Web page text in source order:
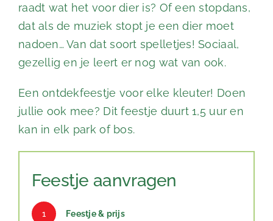
raadt wat het voor dier is? Of een stopdans,
dat als de muziek stopt je een dier moet
nadoen… Van dat soort spelletjes! Sociaal,
gezellig en je leert er nog wat van ook.
Een ontdekfeestje voor elke kleuter! Doen
jullie ook mee? Dit feestje duurt 1,5 uur en
kan in elk park of bos.
Feestje aanvragen
1 Feestje & prijs